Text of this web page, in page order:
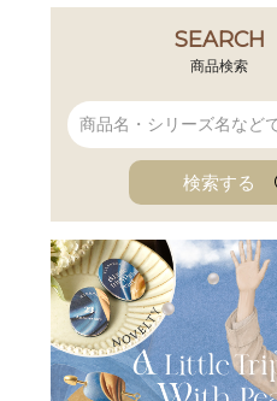
ブルーアート
アーキライン
ローダ
ラフヴィンテージ
ハレノヒプロジェク
SEARCH
商品検索
検索する